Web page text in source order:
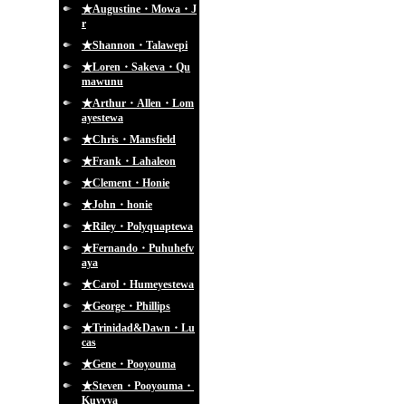
★Augustine・Mowa・J
r
★Shannon・Talawepi
★Loren・Sakeva・Qu
mawunu
★Arthur・Allen・Lom
ayestewa
★Chris・Mansfield
★Frank・Lahaleon
★Clement・Honie
★John・honie
★Riley・Polyquaptewa
★Fernando・Puhuhefv
aya
★Carol・Humeyestewa
★George・Phillips
★Trinidad&Dawn・Lu
cas
★Gene・Pooyouma
★Steven・Pooyouma・
Kuyvya